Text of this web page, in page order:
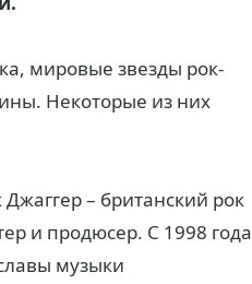
мировые звезды рок-
Некоторые из них
– британский рок
и продюсер. С 1998 года
музыки